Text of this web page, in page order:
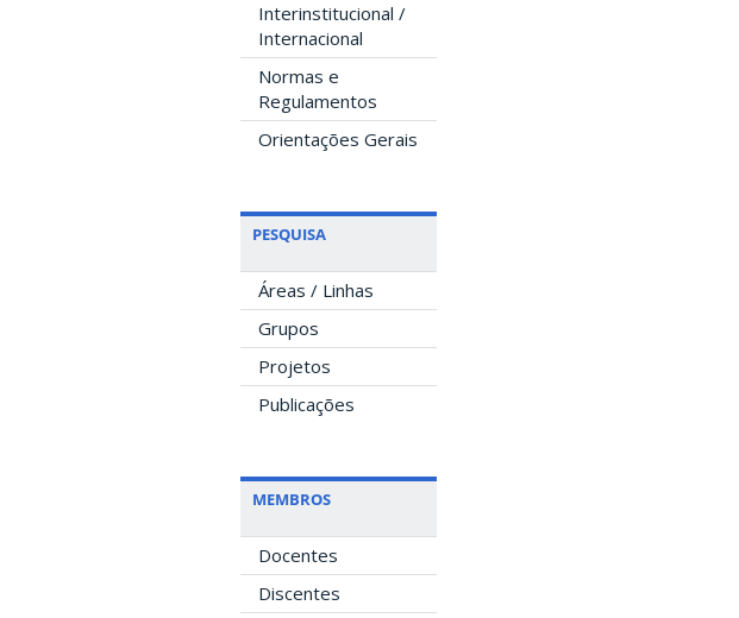
Interinstitucional /
Internacional
Normas e
Regulamentos
Orientações Gerais
PESQUISA
Áreas / Linhas
Grupos
Projetos
Publicações
MEMBROS
Docentes
Discentes